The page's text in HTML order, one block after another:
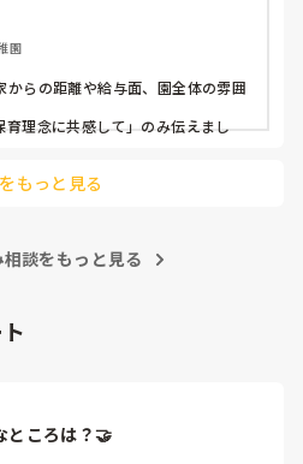
しましたが、翌日には歩けまし
痛みがぶり返したどうしようと
理かも…と思い始めています。
、夫が腰を痛めてすぐに整骨院
てきたことがあり、怖くて行け
園
からの距離や給与面、園全体の雰囲
育理念に共感して」のみ伝えまし
もっと見る
談をもっと見る